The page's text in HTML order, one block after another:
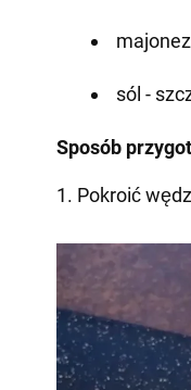
majonez
sól -
Sposób
1. Pokroić